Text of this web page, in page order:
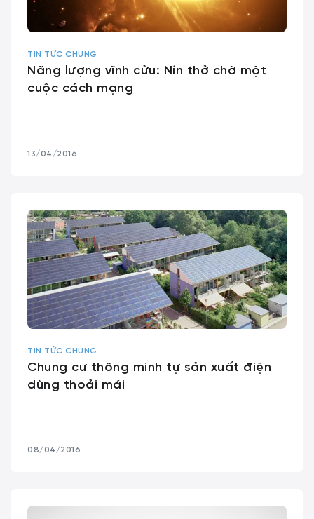
TIN TỨC CHUNG
Năng lượng vĩnh cửu: Nín thở chờ một
cuộc cách mạng
13/04/2016
TIN TỨC CHUNG
Chung cư thông minh tự sản xuất điện
dùng thoải mái
08/04/2016